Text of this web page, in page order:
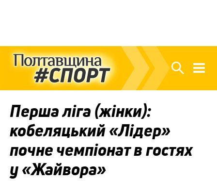
Перша ліга (жінки):
кобеляцький «Лідер»
почне чемпіонат в гостях
у «Жайвора»